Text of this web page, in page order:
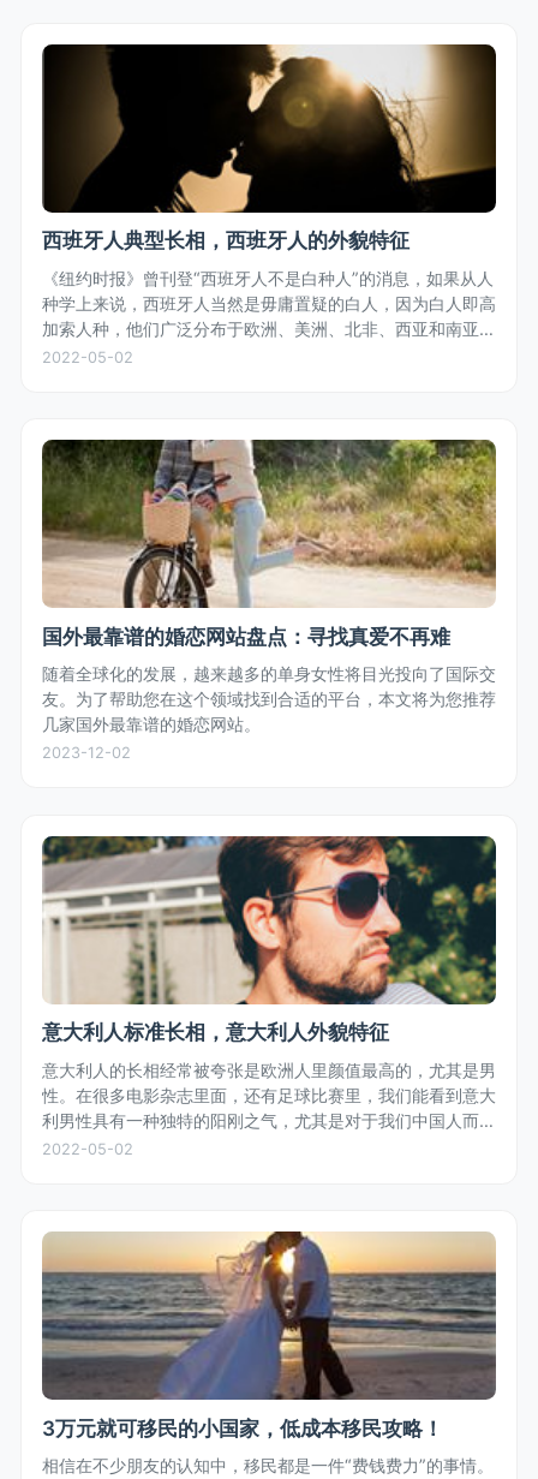
西班牙人典型长相，西班牙人的外貌特征
《纽约时报》曾刊登“西班牙人不是白种人”的消息，如果从人
种学上来说，西班牙人当然是毋庸置疑的白人，因为白人即高
加索人种，他们广泛分布于欧洲、美洲、北非、西亚和南亚，
符合高加索人种特征的都是白人，不是只有金发碧眼的才叫白
2022-05-02
国外最靠谱的婚恋网站盘点：寻找真爱不再难
随着全球化的发展，越来越多的单身女性将目光投向了国际交
友。为了帮助您在这个领域找到合适的平台，本文将为您推荐
几家国外最靠谱的婚恋网站。
2023-12-02
意大利人标准长相，意大利人外貌特征
意大利人的长相经常被夸张是欧洲人里颜值最高的，尤其是男
性。在很多电影杂志里面，还有足球比赛里，我们能看到意大
利男性具有一种独特的阳刚之气，尤其是对于我们中国人而
言，五官轮廓鲜明，体型匀称，白种人的白皙皮肤，偏深色的
2022-05-02
3万元就可移民的小国家，低成本移民攻略！
相信在不少朋友的认知中，移民都是一件“费钱费力”的事情。